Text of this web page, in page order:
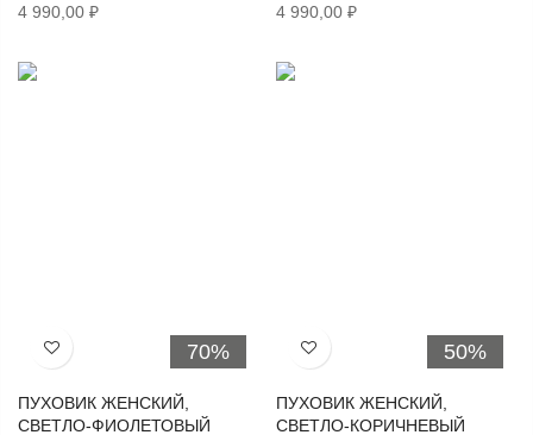
4 990,00 ₽
4 990,00 ₽
70%
Хочу!
ПУХОВИК ЖЕНСКИЙ,
СВЕТЛО-ФИОЛЕТОВЫЙ
50%
Хочу!
ПУХОВИК ЖЕНСКИЙ,
СВЕТЛО-КОРИЧНЕВЫЙ